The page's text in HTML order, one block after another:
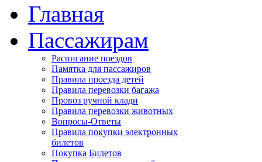
Главная
Пассажирам
Расписание поездов
Памятка для пассажиров
Правила проезда детей
Правила перевозки багажа
Провоз ручной клади
Правила перевозки животных
Вопросы-Ответы
Правила покупки электронных
билетов
Покупка Билетов